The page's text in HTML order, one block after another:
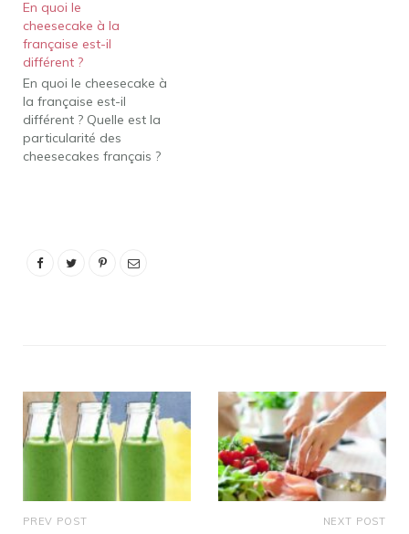
la crème épaisse et de la
crème sure pour diluer la
pâte et créer une texture
plus soyeuse et plus
crémeuse. Le gâteau au
fromage de New…
En quoi le
cheesecake à la
française est-il
différent ?
En quoi le cheesecake à
la française est-il
différent ? Quelle est la
particularité des
cheesecakes français ?
acidulée, et la base est
PREV POST NEXT POST